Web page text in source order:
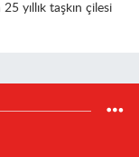
yıllık taşkın çilesi